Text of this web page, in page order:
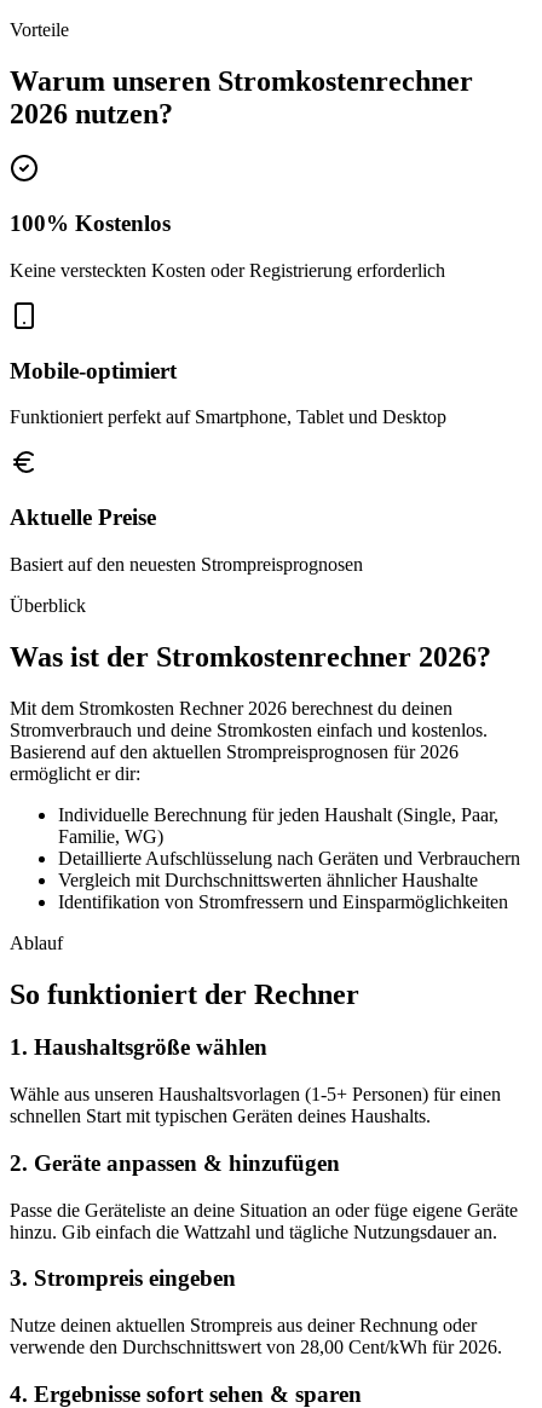
Vorteile
Warum unseren Stromkostenrechner
2026 nutzen?
100% Kostenlos
Keine versteckten Kosten oder Registrierung erforderlich
Mobile-optimiert
Funktioniert perfekt auf Smartphone, Tablet und Desktop
Aktuelle Preise
Basiert auf den neuesten Strompreisprognosen
Überblick
Was ist der Stromkostenrechner 2026?
Mit dem Stromkosten Rechner 2026 berechnest du deinen
Stromverbrauch und deine Stromkosten einfach und kostenlos.
Basierend auf den aktuellen Strompreisprognosen für 2026
ermöglicht er dir:
Individuelle Berechnung für jeden Haushalt (Single, Paar,
Familie, WG)
Detaillierte Aufschlüsselung nach Geräten und Verbrauchern
Vergleich mit Durchschnittswerten ähnlicher Haushalte
Identifikation von Stromfressern und Einsparmöglichkeiten
Ablauf
So funktioniert der Rechner
1. Haushaltsgröße wählen
Wähle aus unseren Haushaltsvorlagen (1-5+ Personen) für einen
schnellen Start mit typischen Geräten deines Haushalts.
2. Geräte anpassen & hinzufügen
Passe die Geräteliste an deine Situation an oder füge eigene Geräte
hinzu. Gib einfach die Wattzahl und tägliche Nutzungsdauer an.
3. Strompreis eingeben
Nutze deinen aktuellen Strompreis aus deiner Rechnung oder
verwende den Durchschnittswert von 28,00 Cent/kWh für 2026.
4. Ergebnisse sofort sehen & sparen